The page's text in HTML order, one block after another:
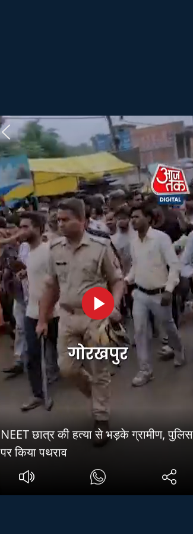
NEET छात्र की हत्या से भड़के ग्रामीण, पुलिस
पर किया पथराव